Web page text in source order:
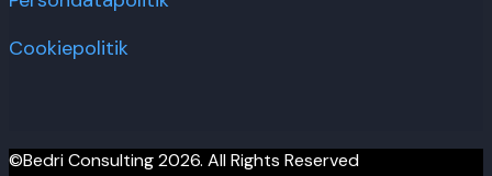
Cookiepolitik
©Bedri Consulting 2026. All Rights Reserved